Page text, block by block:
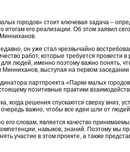
городов» стоит ключевая задача –
итогам его реализации. Об этом заявил
он уже стал чрезвычайно
работ, которые требуется провести
людей, именно поэтому важно понять,
Минниханов, выступая на первом
партпроекта «Парки малых
позитивные практики
когда решения спускаются сверху вниз,
важно, чтобы все идеи шли от
словам, является качество
навыков, знаний. Поэтому мы
участие в этом проекте, а также